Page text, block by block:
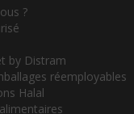
?
by Distram
réemployables
Halal